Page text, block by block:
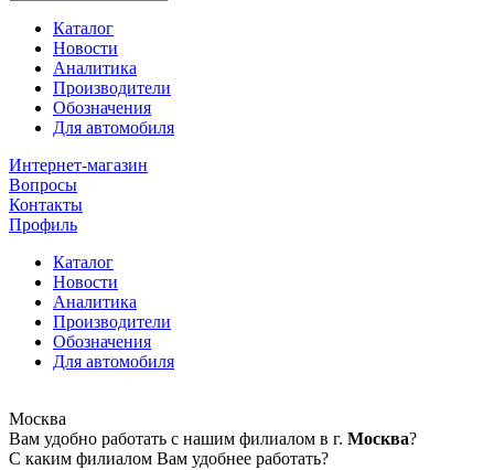
Каталог
Новости
Аналитика
Производители
Обозначения
Для автомобиля
Интернет-магазин
Вопросы
Контакты
Профиль
Каталог
Новости
Аналитика
Производители
Обозначения
Для автомобиля
Москва
Вам удобно работать с нашим филиалом в г. Москва?
С каким филиалом Вам удобнее работать?